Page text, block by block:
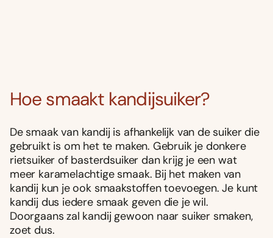
Hoe smaakt kandijsuiker?
De smaak van kandij is afhankelijk van de suiker die
gebruikt is om het te maken. Gebruik je donkere
rietsuiker of basterdsuiker dan krijg je een wat
meer karamelachtige smaak. Bij het maken van
kandij kun je ook smaakstoffen toevoegen. Je kunt
kandij dus iedere smaak geven die je wil.
Doorgaans zal kandij gewoon naar suiker smaken,
zoet dus.